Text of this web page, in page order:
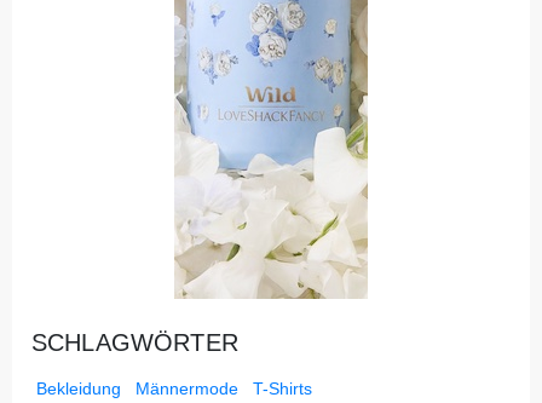
SCHLAGWÖRTER
Bekleidung Männermode T-Shirts